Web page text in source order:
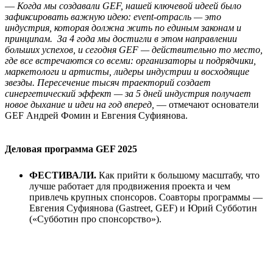
— Когда мы создавали GEF, нашей ключевой идеей было
зафиксировать важную идею: event-отрасль — это
индустрия, которая должна жить по единым законам и
принципам. За 4 года мы достигли в этом направлении
больших успехов, и сегодня GEF — действительно то место,
где все встречаются со всеми: организаторы и подрядчики,
маркетологи и артисты, лидеры индустрии и восходящие
звезды. Пересечение тысяч траекторий создает
синергетический эффект — за 5 дней индустрия получает
новое дыхание и идеи на год вперед, — отмечают основатели
GEF Андрей Фомин и Евгения Суфиянова.
Деловая программа GEF 2025
ФЕСТИВАЛИ. Как прийти к большому масштабу, что
лучше работает для продвижения проекта и чем
привлечь крупных спонсоров. Соавторы программы —
Евгения Суфиянова (Gastreet, GEF) и Юрий Субботин
(«Субботин про спонсорство»).